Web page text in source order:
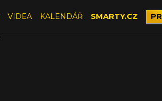
VIDEA KALENDÁŘ SMARTY.CZ